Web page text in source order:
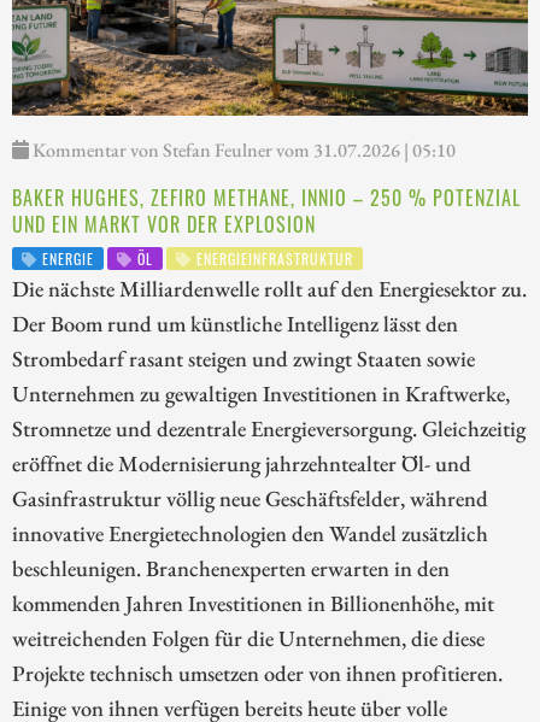
Kommentar von Stefan Feulner vom 31.07.2026 | 05:10
BAKER HUGHES, ZEFIRO METHANE, INNIO – 250 % POTENZIAL
UND EIN MARKT VOR DER EXPLOSION
ENERGIE ÖL ENERGIEINFRASTRUKTUR
Die nächste Milliardenwelle rollt auf den Energiesektor zu.
Der Boom rund um künstliche Intelligenz lässt den
Strombedarf rasant steigen und zwingt Staaten sowie
Unternehmen zu gewaltigen Investitionen in Kraftwerke,
Stromnetze und dezentrale Energieversorgung. Gleichzeitig
eröffnet die Modernisierung jahrzehntealter Öl- und
Gasinfrastruktur völlig neue Geschäftsfelder, während
innovative Energietechnologien den Wandel zusätzlich
beschleunigen. Branchenexperten erwarten in den
kommenden Jahren Investitionen in Billionenhöhe, mit
weitreichenden Folgen für die Unternehmen, die diese
Projekte technisch umsetzen oder von ihnen profitieren.
Einige von ihnen verfügen bereits heute über volle